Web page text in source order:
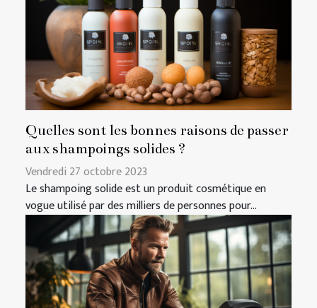
Quelles sont les bonnes raisons de passer
aux shampoings solides ?
Vendredi 27 octobre 2023
Le shampoing solide est un produit cosmétique en
vogue utilisé par des milliers de personnes pour...